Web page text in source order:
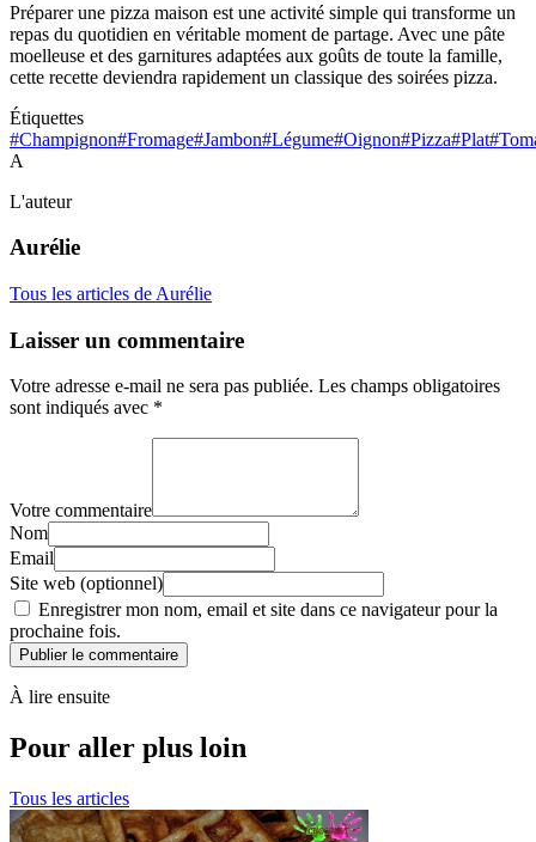
Préparer une pizza maison est une activité simple qui transforme un
repas du quotidien en véritable moment de partage. Avec une pâte
moelleuse et des garnitures adaptées aux goûts de toute la famille,
cette recette deviendra rapidement un classique des soirées pizza.
Étiquettes
#Champignon#Fromage#Jambon#Légume#Oignon#Pizza#Plat
A
L'auteur
Aurélie
Tous les articles de Aurélie
Laisser un commentaire
Votre adresse e-mail ne sera pas publiée. Les champs obligatoires
sont indiqués avec *
Votre commentaire
Nom
Email
Site web (optionnel)
Enregistrer mon nom, email et site dans ce navigateur pour la
prochaine fois.
Publier le commentaire
À lire ensuite
Pour aller plus loin
Tous les articles